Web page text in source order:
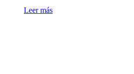
Leer más